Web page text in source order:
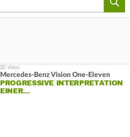
Mercedes-Benz Vision One-Eleven
PROGRESSIVE INTERPRETATION
EINER…